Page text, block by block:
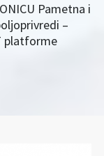
Pametna i
–
platforme